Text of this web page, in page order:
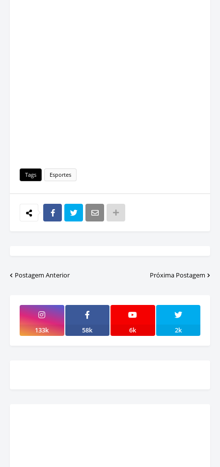
Tags Esportes
Postagem Anterior Próxima Postagem
133k 58k 6k 2k